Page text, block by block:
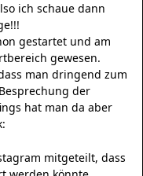
ich schaue dann
gestartet und am
gewesen.
man dringend zum
der
hat man da aber
mitgeteilt, dass